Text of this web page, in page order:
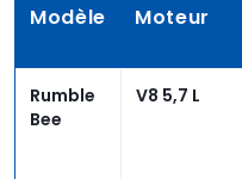
Modèle Moteur
Rumble
Bee
V8 5,7 L